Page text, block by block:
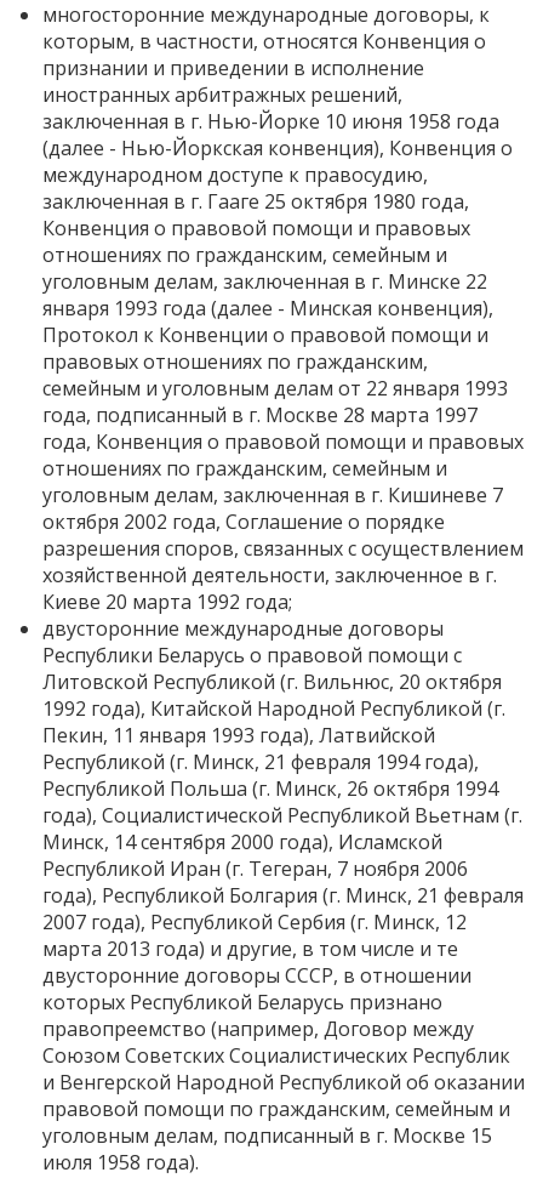
многосторонние международные договоры, к
которым, в частности, относятся Конвенция о
признании и приведении в исполнение
иностранных арбитражных решений,
заключенная в г. Нью-Йорке 10 июня 1958 года
(далее - Нью-Йоркская конвенция), Конвенция о
международном доступе к правосудию,
заключенная в г. Гааге 25 октября 1980 года,
Конвенция о правовой помощи и правовых
отношениях по гражданским, семейным и
уголовным делам, заключенная в г. Минске 22
января 1993 года (далее - Минская конвенция),
Протокол к Конвенции о правовой помощи и
правовых отношениях по гражданским,
семейным и уголовным делам от 22 января 1993
года, подписанный в г. Москве 28 марта 1997
года, Конвенция о правовой помощи и правовых
отношениях по гражданским, семейным и
уголовным делам, заключенная в г. Кишиневе 7
октября 2002 года, Соглашение о порядке
разрешения споров, связанных с осуществлением
хозяйственной деятельности, заключенное в г.
Киеве 20 марта 1992 года;
двусторонние международные договоры
Республики Беларусь о правовой помощи с
Литовской Республикой (г. Вильнюс, 20 октября
1992 года), Китайской Народной Республикой (г.
Пекин, 11 января 1993 года), Латвийской
Республикой (г. Минск, 21 февраля 1994 года),
Республикой Польша (г. Минск, 26 октября 1994
года), Социалистической Республикой Вьетнам (г.
Минск, 14 сентября 2000 года), Исламской
Республикой Иран (г. Тегеран, 7 ноября 2006
года), Республикой Болгария (г. Минск, 21 февраля
2007 года), Республикой Сербия (г. Минск, 12
марта 2013 года) и другие, в том числе и те
двусторонние договоры СССР, в отношении
которых Республикой Беларусь признано
правопреемство (например, Договор между
Союзом Советских Социалистических Республик
и Венгерской Народной Республикой об оказании
правовой помощи по гражданским, семейным и
уголовным делам, подписанный в г. Москве 15
июля 1958 года).